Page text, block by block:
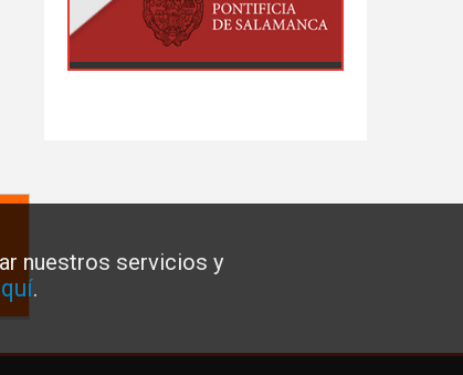
nuestros servicios y
.